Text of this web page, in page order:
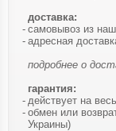
доставка:
самовывоз из
адресная
подробнее о
гарантия:
действует на
обмен или
Украины)